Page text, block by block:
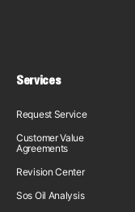
Services
Request Service
Customer Value
Agreements
Revision Center
Sos Oil Analysis